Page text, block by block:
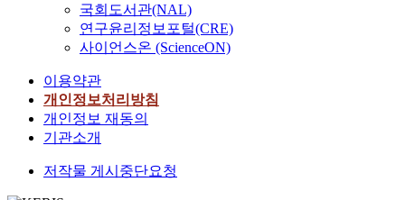
국회도서관(NAL)
연구윤리정보포털(CRE)
사이언스온 (ScienceON)
이용약관
개인정보처리방침
개인정보 재동의
기관소개
저작물 게시중단요청